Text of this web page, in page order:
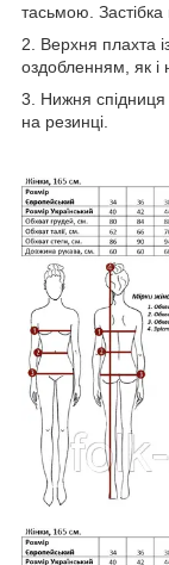
тасьмою. Застібка
2. Верхня плахта
оздобленням, як і
3. Нижня спідниця
на резинці.